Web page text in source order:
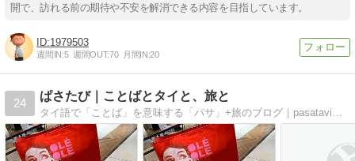
開で、訪れる前の期待や不安を解消できる内容を目指しています。
1979503
週間IN:5 週間OUT:70 月間IN:20
24
ぱさたび｜ことばとタイと、旅と
タイ語で「ことば」を意味する「パサ」+旅のブログ｜pasatavi｜趣味の海外旅行で見つけたお気に入りのモノ・スポット情報、外国語勉強法などを発信するブログ